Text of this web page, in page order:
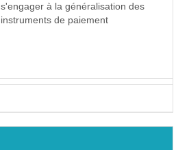
s'engager à la généralisation des
instruments de paiement